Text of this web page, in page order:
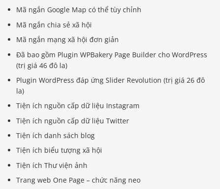
Mã ngắn Google Map có thể tùy chỉnh
Mã ngắn chia sẻ xã hội
Mã ngắn mạng xã hội đơn giản
Đã bao gồm Plugin WPBakery Page Builder cho WordPress
(trị giá 46 đô la)
Plugin WordPress đáp ứng Slider Revolution (trị giá 26 đô
la)
Tiện ích nguồn cấp dữ liệu Instagram
Tiện ích nguồn cấp dữ liệu Twitter
Tiện ích danh sách blog
Tiện ích biểu tượng xã hội
Tiện ích Thư viện ảnh
Trang web One Page – chức năng neo